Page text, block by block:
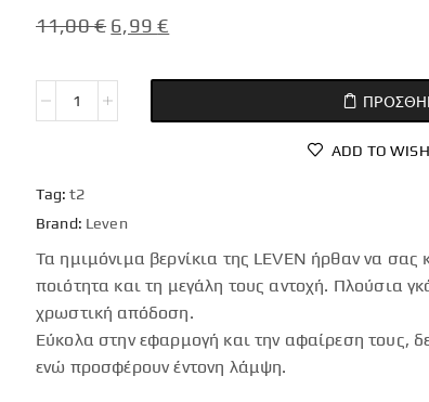
11,00€ 6,99€
ADD TO
Tag: t2
Brand: Leven
Τα ημιμόνιμα βερνίκια της LEVEN ήρθαν να σας
ποιότητα και τη μεγάλη τους αντοχή. Πλούσια
χρωστική απόδοση.
Εύκολα στην εφαρμογή και την αφαίρεση τους,
ενώ προσφέρουν έντονη λάμψη.